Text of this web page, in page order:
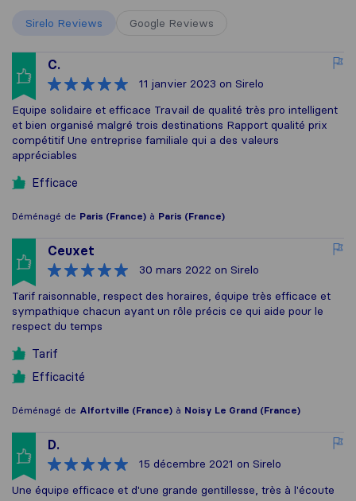
Sirelo Reviews Google Reviews
C.
11 janvier 2023 on Sirelo
Equipe solidaire et efficace Travail de qualité très pro intelligent
et bien organisé malgré trois destinations Rapport qualité prix
compétitif Une entreprise familiale qui a des valeurs
appréciables
Efficace
Déménagé de Paris (France) à Paris (France)
Ceuxet
30 mars 2022 on Sirelo
Tarif raisonnable, respect des horaires, équipe très efficace et
sympathique chacun ayant un rôle précis ce qui aide pour le
respect du temps
Tarif
Efficacité
Déménagé de Alfortville (France) à Noisy Le Grand (France)
D.
15 décembre 2021 on Sirelo
Une équipe efficace et d'une grande gentillesse, très à l'écoute